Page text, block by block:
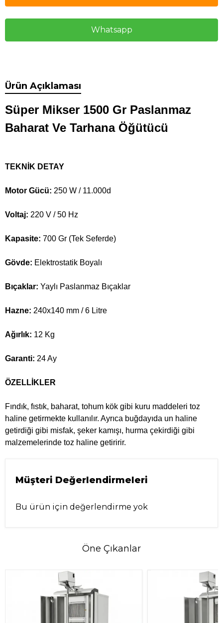
Whatsapp
Ürün Açıklaması
Süper Mikser 1500 Gr Paslanmaz
Baharat Ve Tarhana Öğütücü
TEKNİK DETAY
Motor Gücü: 250 W / 11.000d
Voltaj: 220 V / 50 Hz
Kapasite: 700 Gr (Tek Seferde)
Gövde: Elektrostatik Boyalı
Bıçaklar: Yaylı Paslanmaz Bıçaklar
Hazne: 240x140 mm / 6 Litre
Ağırlık: 12 Kg
Garanti: 24 Ay
ÖZELLİKLER
Fındık, fıstık, baharat, tohum kök gibi kuru maddeleri toz
haline getirmekte kullanılır. Ayrıca buğdayıda un haline
getirdiği gibi misfak, şeker kamışı, hurma çekirdiği gibi
malzemelerinde toz haline getiririr.
Müşteri Değerlendirmeleri
Bu ürün için değerlendirme yok
Öne Çıkanlar